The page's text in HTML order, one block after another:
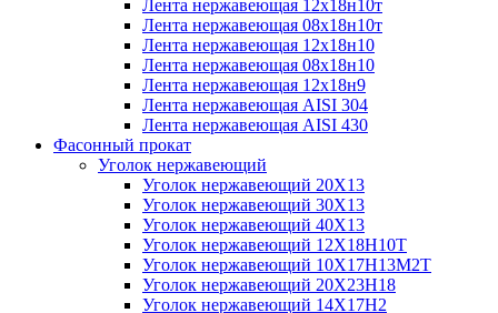
Лента нержавеющая 12х18н10т
Лента нержавеющая 08х18н10т
Лента нержавеющая 12х18н10
Лента нержавеющая 08х18н10
Лента нержавеющая 12х18н9
Лента нержавеющая AISI 304
Лента нержавеющая AISI 430
Фасонный прокат
Уголок нержавеющий
Уголок нержавеющий 20Х13
Уголок нержавеющий 30Х13
Уголок нержавеющий 40Х13
Уголок нержавеющий 12Х18Н10Т
Уголок нержавеющий 10Х17Н13М2T
Уголок нержавеющий 20Х23Н18
Уголок нержавеющий 14Х17Н2